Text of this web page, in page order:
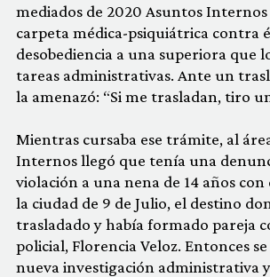
mediados de 2020 Asuntos
carpeta médica-psiquiátrica contra
desobediencia a una superiora que
tareas administrativas. Ante un
la amenazó: “Si me trasladan, tiro
Mientras cursaba ese trámite, al
Internos llegó que tenía una
violación a una nena de 14 años con
la ciudad de 9 de Julio, el destino
trasladado y había formado pareja
policial, Florencia Veloz. Entonces
nueva investigación administrativa